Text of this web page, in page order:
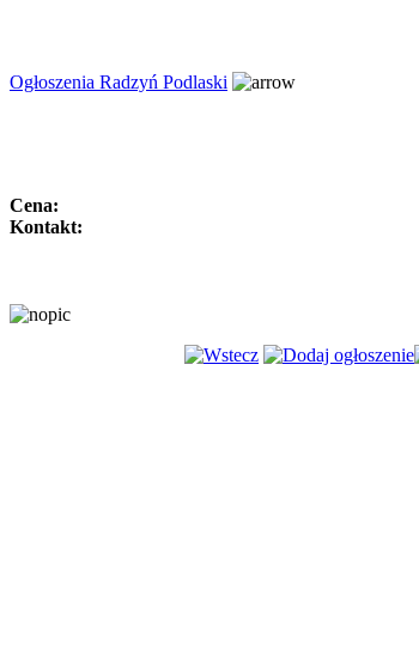
Ogłoszenia Radzyń Podlaski
Cena:
Kontakt: